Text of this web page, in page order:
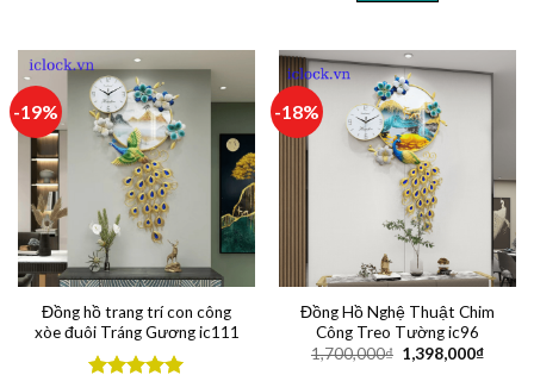
-19%
Đồng hồ trang trí con công
xòe đuôi Tráng Gương ic111
-18%
Đồng Hồ Nghệ Thuật Chim
Công Treo Tường ic96
1,700,000₫ 1,398,000₫